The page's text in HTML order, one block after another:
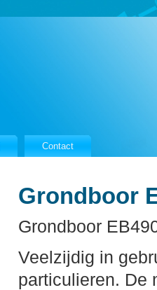
Contact
Grondboor
Grondboor
Veelzijdig in
particulieren. De